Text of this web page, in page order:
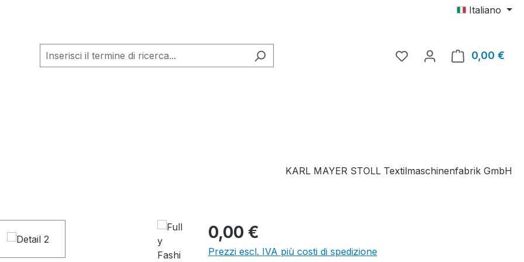
Italiano
Hai 0 articoli nella lista
0,00 €
KARL MAYER STOLL Textilmaschinenfabrik GmbH
0,00 €
Prezzi escl. IVA più costi di spedizione